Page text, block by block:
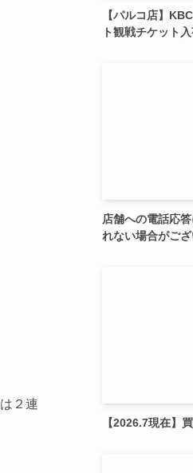
２連
【パルコ店】
ト観戦チケット
店舗への電話応
れない場合がござ
【2026.7現在】